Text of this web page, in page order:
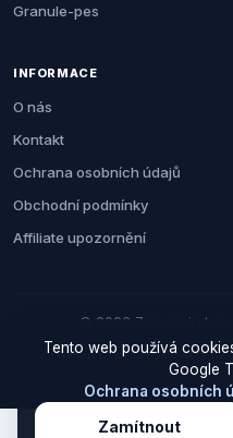
Granule-pes
INFORMACE
O nás
Kontakt
Ochrana osobních údajů
Obchodní podmínky
Affiliate upozornění
© 2026 Zemezvirat.cz.
Za nákup přes naše odkazy
Tento web používá
Google
Ochrana osobních
Zamítnout